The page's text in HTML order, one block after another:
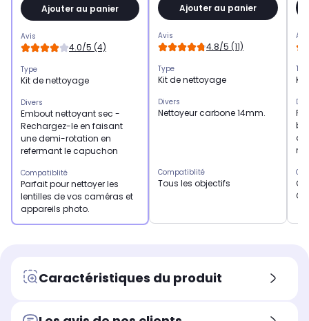
Ajouter au panier
Avis
4.0/5 (4)
Type
Kit de nettoyage
Divers
Embout nettoyant sec -
Rechargez-le en faisant
une demi-rotation en
refermant le capuchon
Compatiblité
Parfait pour nettoyer les
lentilles de vos caméras et
appareils photo.
Ajouter au panier
Avis
4.8/5 (11)
Type
Kit de nettoyage
Divers
Nettoyeur carbone 14mm.
Compatiblité
Tous les objectifs
Kit
de
Caractéristiques du produit